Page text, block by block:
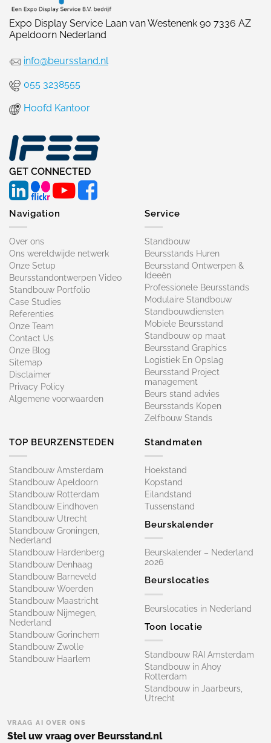
Expo Display Service Laan van Westenenk 90 7336 AZ
Apeldoorn Nederland
info@beursstand.nl
055 3238555
Hoofd Kantoor
GET CONNECTED
Navigation
Over ons
Ons wereldwijde netwerk
Onze Setup
Beursstandontwerpen Video
Standbouw Portfolio
Case Studies
Referenties
Onze Team
Contact Us
Onze Blog
Sitemap
Disclaimer
Privacy Policy
Algemene voorwaarden
Service
Standbouw
Beursstands Huren
Beursstand Ontwerpen &
Ideeën
Professionele Beursstands
Modulaire Standbouw
Standbouwdiensten
Mobiele Beursstand
Standbouw op maat​
Beursstand Graphics
Logistiek En Opslag
Beursstand Project
management
Beurs stand advies
Beursstands Kopen
Zelfbouw Stands
TOP BEURZENSTEDEN
Standbouw Amsterdam
Standbouw Apeldoorn
Standbouw Rotterdam
Standbouw Eindhoven
Standbouw Utrecht
Standbouw Groningen,
Nederland
Standbouw Hardenberg
Standbouw Denhaag
Standbouw Barneveld
Standbouw Woerden
Standbouw Maastricht
Standbouw Nijmegen,
Nederland
Standbouw Gorinchem
Standbouw Zwolle
Standbouw Haarlem
Standmaten
Hoekstand
Kopstand
Eilandstand
Tussenstand
Beurskalender
Beurskalender – Nederland
2026
Beurslocaties
Beurslocaties in Nederland
Toon locatie
Standbouw RAI Amsterdam
Standbouw in Ahoy
Rotterdam
Standbouw in Jaarbeurs,
Utrecht
VRAAG AI OVER ONS
Stel uw vraag over Beursstand.nl